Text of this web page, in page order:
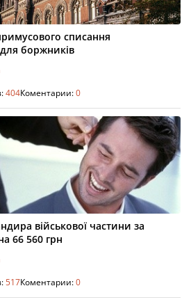
списання
боржників
404Коментарии:0
військової частини за
66 560 грн
517Коментарии:0